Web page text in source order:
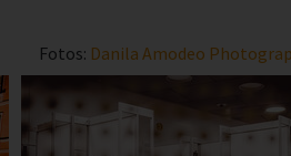
Fotos: Danila Amodeo